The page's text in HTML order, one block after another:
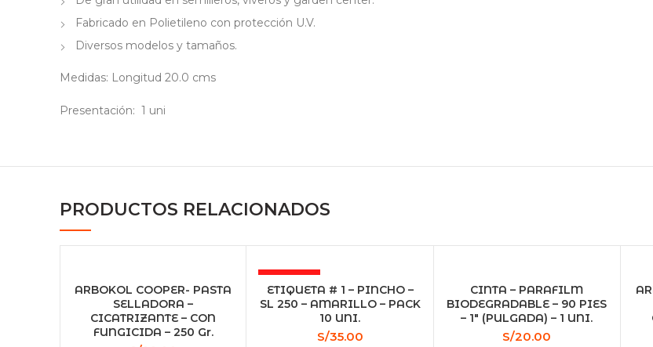
Fabricado en Polietileno con protección U.V.
Diversos modelos y tamaños.
Medidas: Longitud 20.0 cms
Presentación: 1 uni
PRODUCTOS RELACIONADOS
ARBOKOL COOPER- PASTA
SELLADORA –
CICATRIZANTE – CON
FUNGICIDA – 250 Gr.
AGOTADO
ETIQUETA # 1 – PINCHO –
SL 250 – AMARILLO – PACK
10 UNI.
S/35.00
CINTA – PARAFILM
BIODEGRADABLE – 90 PIES
– 1″ (PULGADA) – 1 UNI.
S/20.00